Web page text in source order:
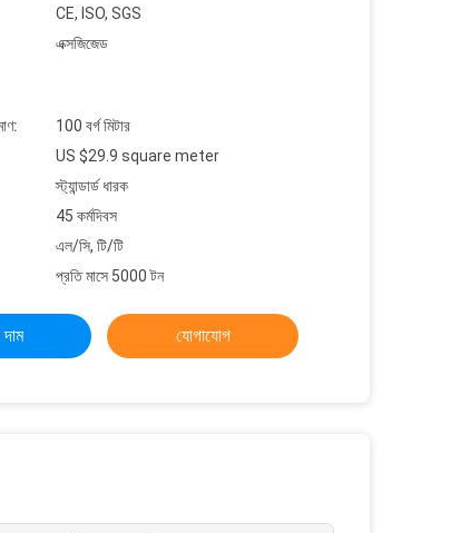
CE, ISO, SGS
এক্সজিজেড
100 বর্গ মিটার
US $29.9 square meter
স্ট্যান্ডার্ড ধারক
45 কর্মদিবস
এল/সি, টি/টি
প্রতি মাসে 5000 টন
যোগাযোগ